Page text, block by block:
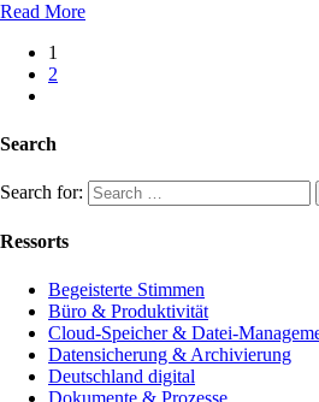
Read More
1
2
Search
Search for:
Ressorts
Begeisterte Stimmen
Büro & Produktivität
Cloud-Speicher & Datei-
Datensicherung & Archivierung
Deutschland digital
Dokumente & Prozesse